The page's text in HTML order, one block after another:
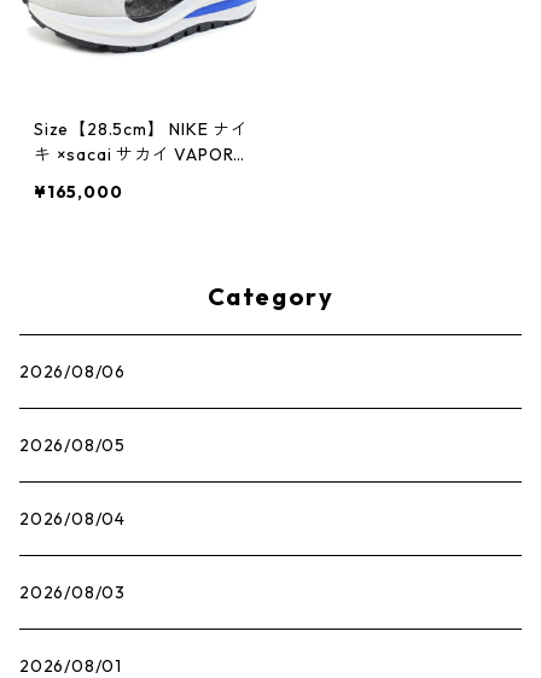
Size【28.5cm】 NIKE ナイ
キ ×sacai サカイ VAPOR
ニーカー 白 【新古品・未
¥165,000
Category
2026/08/06
2026/08/05
2026/08/04
2026/08/03
2026/08/01